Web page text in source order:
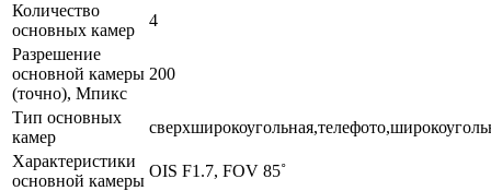
Количество
основных камер
4
Разрешение
основной камеры
(точно), Мпикс
200
Тип основных
камер
Характеристики
основной камеры
OIS F1.7, FOV 85˚